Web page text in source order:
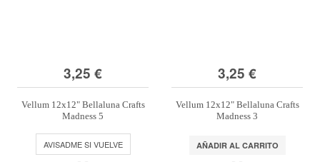
3,25 €
Vellum 12x12" Bellaluna Crafts
Madness 5
AVISADME SI VUELVE
3,25 €
Vellum 12x12" Bellaluna Crafts
Madness 3
AÑADIR AL CARRITO